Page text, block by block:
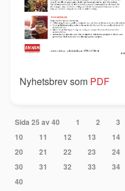
Nyhetsbrev som PDF
Sida 25 av 40 1 2 3
10
11 12 13 14
20
21 22 23 24
30
31 32 33 34
40